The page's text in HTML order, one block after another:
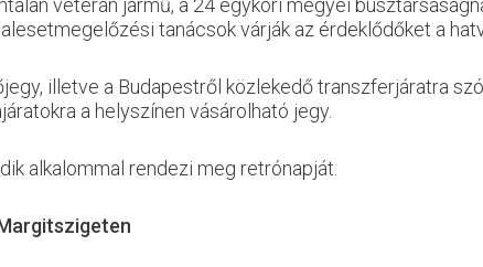
veterán jármű, a 24 egykori megyei
tanácsok várják az érdeklődőket a
illetve a Budapestről közlekedő transzferjáratra
a helyszínen vásárolható jegy.
alkalommal rendezi meg retrónapját.